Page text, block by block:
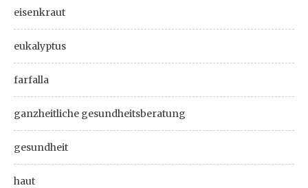
eisenkraut
eukalyptus
farfalla
ganzheitliche gesundheitsberatung
gesundheit
haut